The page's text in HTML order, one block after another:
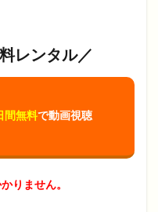
レンタル／
間無料で動画視聴
りません。